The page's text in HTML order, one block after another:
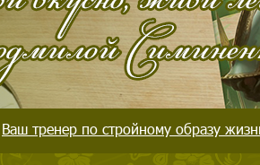
Ваш тренер по стройному образу